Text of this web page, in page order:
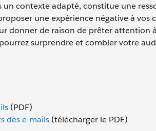
contexte adapté, constitue une
une expérience négative à vos
donner de raison de prêter attention
surprendre et combler votre
(PDF)
des e-mails (télécharger le PDF)